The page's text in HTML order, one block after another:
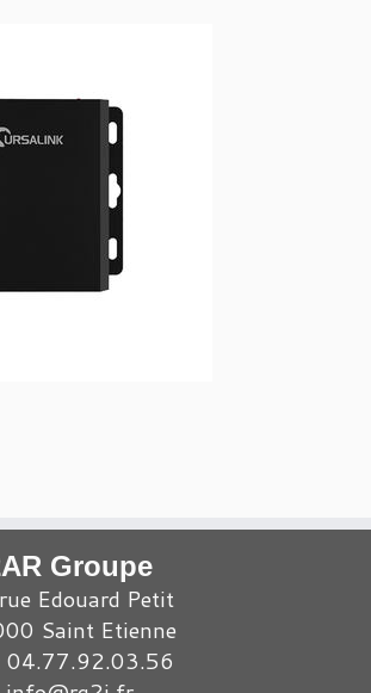
Groupe
Edouard Petit
Saint Etienne
04.77.92.03.56